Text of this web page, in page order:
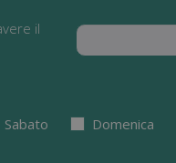
il
Sabato Domenica